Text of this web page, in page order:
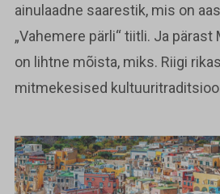
ainulaadne saarestik, mis on
„Vahemere pärli“ tiitli. Ja
on lihtne mõista, miks. Riigi
mitmekesised